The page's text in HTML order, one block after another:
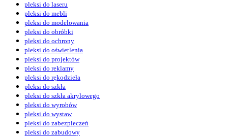
pleksi do laseru
pleksi do mebli
pleksi do modelowania
pleksi do obróbki
pleksi do ochrony
pleksi do oświetlenia
pleksi do projektów
pleksi do reklamy
pleksi do rękodzieła
pleksi do szkła
pleksi do szkła akrylowego
pleksi do wyrobów
pleksi do wystaw
pleksi do zabezpieczeń
pleksi do zabudowy